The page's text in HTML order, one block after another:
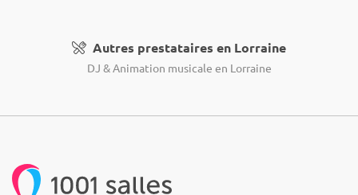
Autres prestataires en Lorraine
DJ & Animation musicale en Lorraine